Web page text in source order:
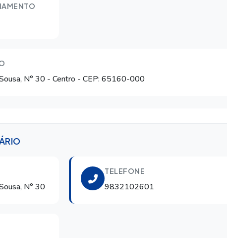
N° 30 - Centro - CEP: 65160-000
N° 30
TELEFONE
9832102601